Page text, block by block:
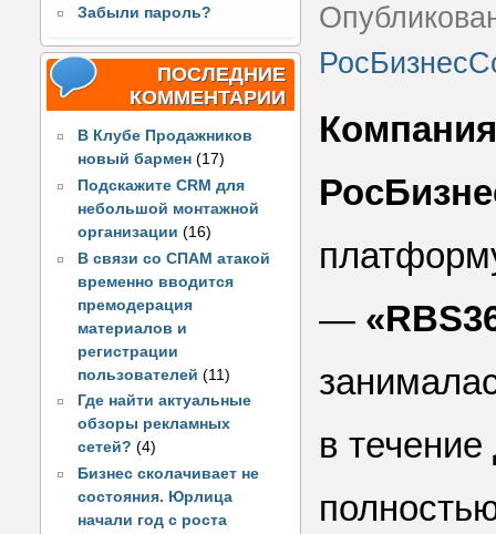
Забыли пароль?
ПОСЛЕДНИЕ
КОММЕНТАРИИ
В Клубе Продажников
новый бармен (17)
Подскажите CRM для
небольшой монтажной
организации (16)
В связи со СПАМ атакой
временно вводится
премодерация
материалов и
регистрации
пользователей(11)
Где найти актуальные
обзоры рекламных
сетей? (4)
Бизнес сколачивает не
состояния. Юрлица
начали год с роста
Компания
—
в